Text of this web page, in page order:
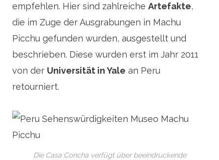
empfehlen. Hier sind zahlreiche Artefakte,
die im Zuge der Ausgrabungen in Machu
Picchu gefunden wurden, ausgestellt und
beschrieben. Diese wurden erst im Jahr 2011
von der Universität in Yale an Peru
retourniert.
Die Casa Concha verfügt über beeindruckende